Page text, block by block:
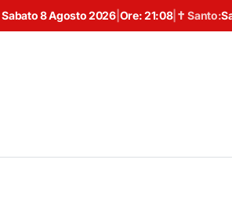
Sabato 8 Agosto 2026| Ore:21:08| ✝ Santo: